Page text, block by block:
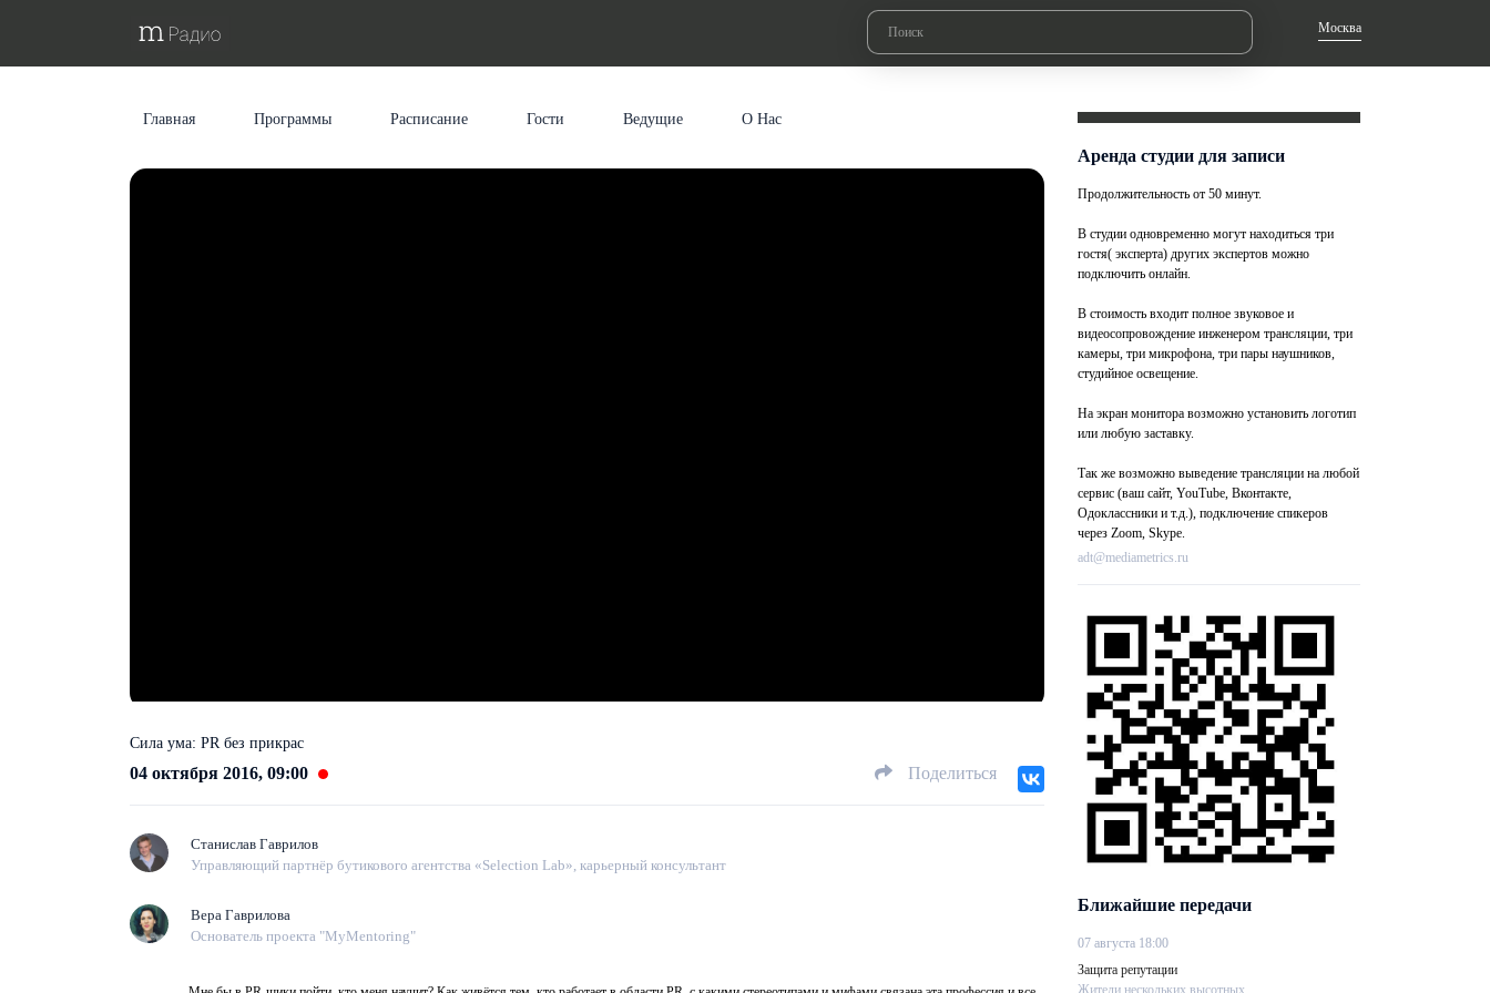
Москва
Главная Программы Расписание Гости Ведущие О Нас
Сила ума: PR без прикрас
04 октября 2016, 09:00 Поделиться
Станислав Гаврилов
Управляющий партнёр бутикового агентства «Selection Lab», карьерный консультант
Вера Гаврилова
Основатель проекта "MyMentoring"
Аренда студии для записи
Продолжительность от 50 минут.
В студии одновременно могут находиться три
гостя( эксперта) других экспертов можно
подключить онлайн.
В стоимость входит полное звуковое и
видеосопровождение инженером трансляции, три
камеры, три микрофона, три пары наушников,
студийное освещение.
На экран монитора возможно установить логотип
или любую заставку.
Так же возможно выведение трансляции на любой
сервис (ваш сайт, YouTube, Вконтакте,
Одоклассники и т.д.), подключение спикеров
через Zoom, Skype.
adt@mediametrics.ru
Ближайшие передачи
07 августа 18:00
Защита репутации